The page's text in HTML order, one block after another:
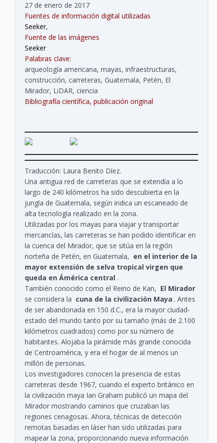
27 de enero de 2017
Fuentes de información digital utilizadas
Seeker,
Fuente de las imágenes
Seeker
Palabras clave:
arqueología americana, mayas, infraestructuras,
construcción, carreteras, Guatemala, Petén, El
Mirador, LiDAR, ciencia
Bibliografía científica, publicación original
Traducción: Laura Benito Díez.
Una antigua red de carreteras que se extendía a lo
largo de 240 kilómetros ha sido descubierta en la
jungla de Guatemala, según indica un escaneado de
alta tecnología realizado en la zona.
Utilizadas por los mayas para viajar y transportar
mercancías, las carreteras se han podido identificar en
la cuenca del Mirador, que se sitúa en la región
norteña de Petén, en Guatemala, en el interior de la
mayor extensión de selva tropical virgen que
queda en Ámérica central .
También conocido como el Reino de Kan, El Mirador
se considera la cuna de la civilización Maya . Antes
de ser abandonada en 150 d.C., era la mayor ciudad-
estado del mundo tanto por su tamaño (más de 2.100
kilómetros cuadrados) como por su número de
habitantes. Alojaba la pirámide más grande conocida
de Centroamérica, y era el hogar de al menos un
millón de personas.
Los investigadores conocen la presencia de estas
carreteras desde 1967, cuando el experto británico en
la civilización maya Ian Graham publicó un mapa del
Mirador mostrando caminos que cruzaban las
regiones cenagosas. Ahora, técnicas de detección
remotas basadas en láser han sido utilizadas para
mapear la zona, proporcionando nueva información